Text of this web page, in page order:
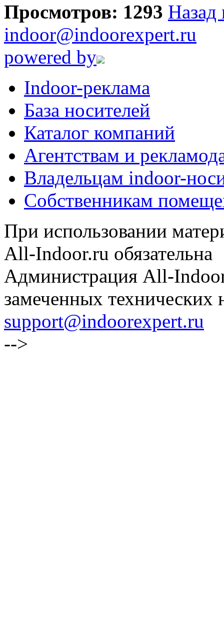
Просмотров: 1293 Назад
indoor@indoorexpert.ru
powered by
Indoor-реклама
База носителей
Каталог компаний
Агентствам и
Владельцам indoor-
Собственникам
При использовании
All-Indoor.ru обязательна
Администрация All-
замеченных технических
support@indoorexpert.ru
-->